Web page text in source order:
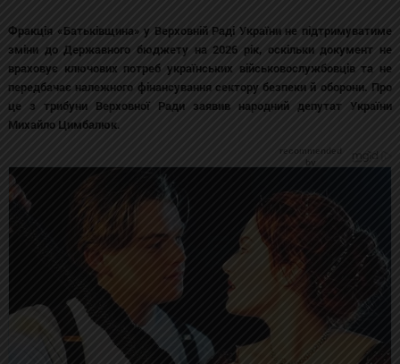
Фракція «Батьківщина» у Верховній Раді України не підтримуватиме
зміни до Державного бюджету на 2026 рік, оскільки документ не
враховує ключових потреб українських військовослужбовців та не
передбачає належного фінансування сектору безпеки й оборони. Про
це з трибуни Верховної Ради заявив народний депутат України
Михайло Цимбалюк.